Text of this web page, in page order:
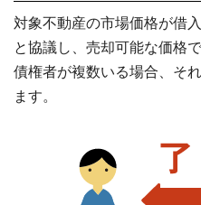
対象不動産の市場価格が借
と協議し、売却可能な価格
債権者が複数いる場合、そ
ます。